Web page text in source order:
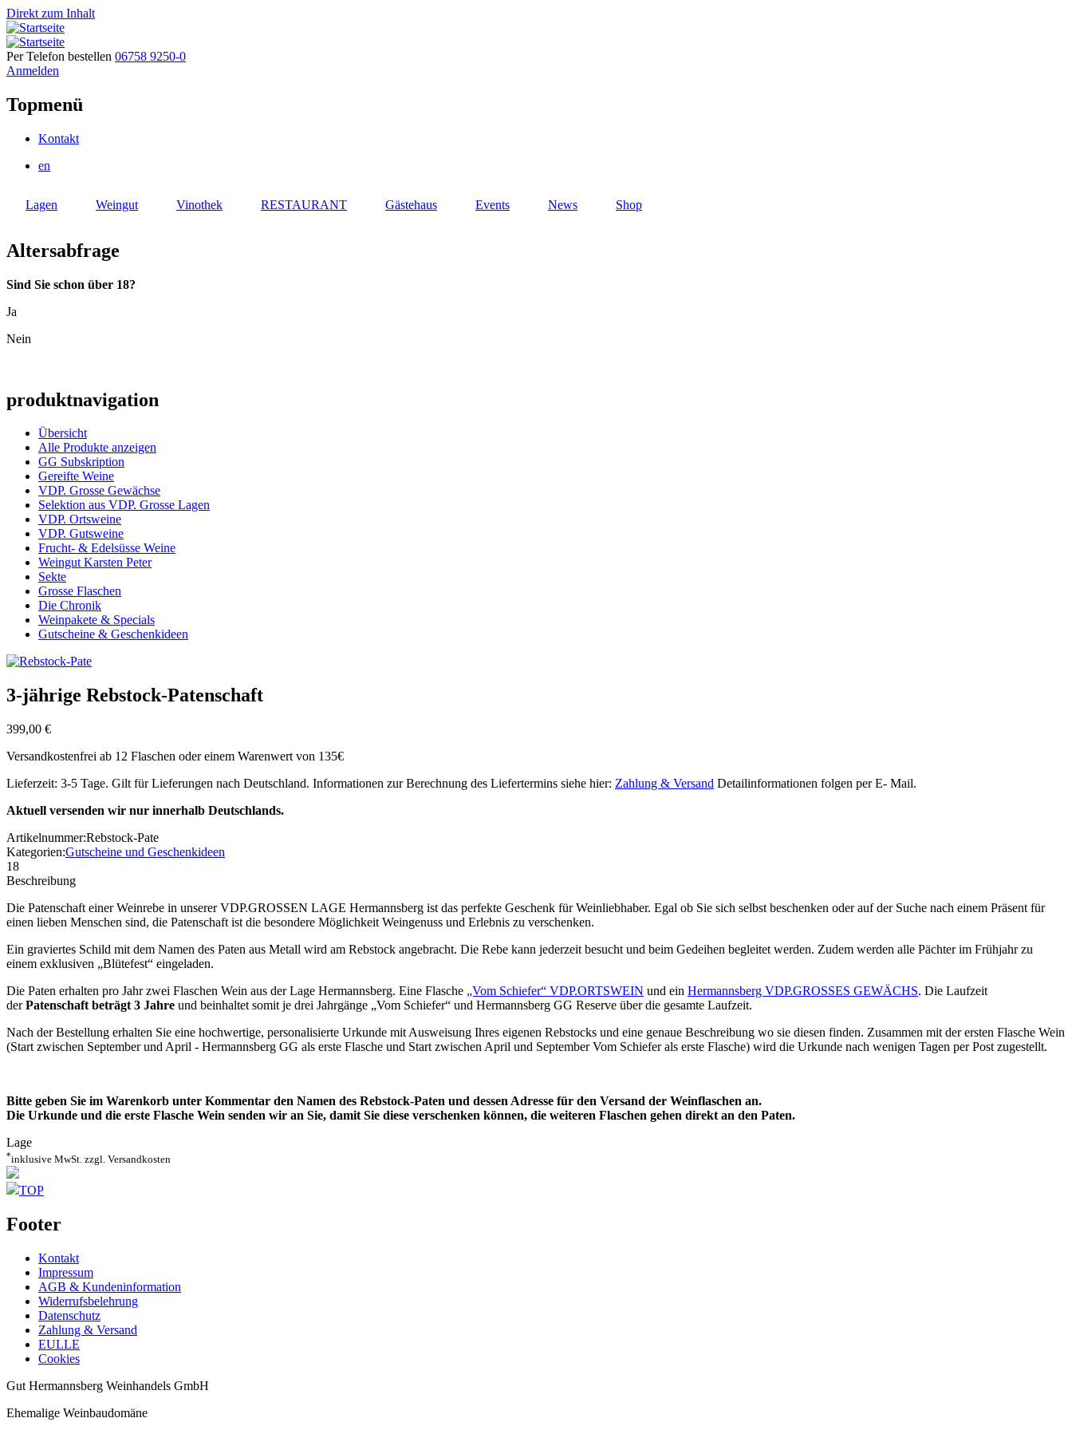
Direkt zum Inhalt
Per Telefon bestellen 06758 9250-0
Anmelden
Topmenü
Kontakt
en
Lagen Weingut Vinothek RESTAURANT Gästehaus Events News Shop
Altersabfrage
Sind Sie schon über 18?
Ja
Nein
produktnavigation
Übersicht
Alle Produkte anzeigen
GG Subskription
Gereifte Weine
VDP. Grosse Gewächse
Selektion aus VDP. Grosse Lagen
VDP. Ortsweine
VDP. Gutsweine
Frucht- & Edelsüsse Weine
Weingut Karsten Peter
Sekte
Grosse Flaschen
Die Chronik
Weinpakete & Specials
Gutscheine & Geschenkideen
3-jährige Rebstock-Patenschaft
399,00 €
Versandkostenfrei ab 12 Flaschen oder einem Warenwert von 135€
Lieferzeit: 3-5 Tage. Gilt für Lieferungen nach Deutschland. Informationen zur Berechnung des Liefertermins siehe hier: Zahlung & Versand Detailinformationen folgen per E- Mail.
Aktuell versenden wir nur innerhalb Deutschlands.
Artikelnummer:Rebstock-Pate
Kategorien:Gutscheine und Geschenkideen
18
Beschreibung
Die Patenschaft einer Weinrebe in unserer VDP.GROSSEN LAGE Hermannsberg ist das perfekte Geschenk für Weinliebhaber. Egal ob Sie sich selbst beschenken oder auf der Suche nach einem Präsent für
einen lieben Menschen sind, die Patenschaft ist die besondere Möglichkeit Weingenuss und Erlebnis zu verschenken.
Ein graviertes Schild mit dem Namen des Paten aus Metall wird am Rebstock angebracht. Die Rebe kann jederzeit besucht und beim Gedeihen begleitet werden. Zudem werden alle Pächter im Frühjahr zu
einem exklusiven „Blütefest“ eingeladen.
Die Paten erhalten pro Jahr zwei Flaschen Wein aus der Lage Hermannsberg. Eine Flasche „Vom Schiefer“ VDP.ORTSWEIN und ein Hermannsberg VDP.GROSSES GEWÄCHS. Die Laufzeit
derPatenschaft beträgt 3 Jahre und beinhaltet somit je drei Jahrgänge „Vom Schiefer“ und Hermannsberg GG Reserve über die gesamte Laufzeit.
Nach der Bestellung erhalten Sie eine hochwertige, personalisierte Urkunde mit Ausweisung Ihres eigenen Rebstocks und eine genaue Beschreibung wo sie diesen finden. Zusammen mit der ersten Flasche Wein
(Start zwischen September und April - Hermannsberg GG als erste Flasche und Start zwischen April und September Vom Schiefer als erste Flasche) wird die Urkunde nach wenigen Tagen per Post zugestellt.
Bitte geben Sie im Warenkorb unter Kommentar den Namen des Rebstock-Paten und dessen Adresse für den Versand der Weinflaschen an.
Die Urkunde und die erste Flasche Wein senden wir an Sie, damit Sie diese verschenken können, die weiteren Flaschen gehen direkt an den Paten.
Lage
*inklusive MwSt. zzgl. Versandkosten
TOP
Footer
Kontakt
Impressum
AGB & Kundeninformation
Widerrufsbelehrung
Datenschutz
Zahlung & Versand
EULLE
Cookies
Gut Hermannsberg Weinhandels GmbH
Ehemalige Weinbaudomäne